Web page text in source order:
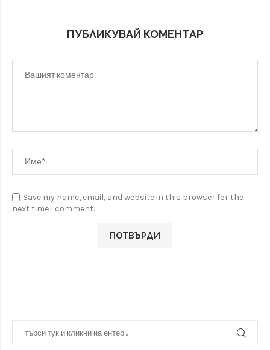
ПУБЛИКУВАЙ КОМЕНТАР
Save my name, email, and website in this browser for the
next time I comment.